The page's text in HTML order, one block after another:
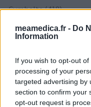
meamedica.fr - Do
Information
If you wish to opt-out
processing of your
targeted advertising by
section to confirm your
opt-out request is
Cymbalta (418)
Tamoxifene (386)
Crestor (366)
Cholestérol
Deroxat (366)
Dépression -